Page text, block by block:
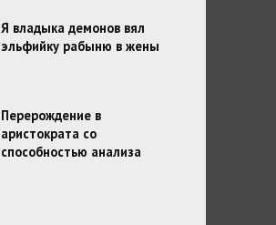
Я владыка демонов вял
эльфийку рабыню в жены
Перерождение в
аристократа со
способностью анализа